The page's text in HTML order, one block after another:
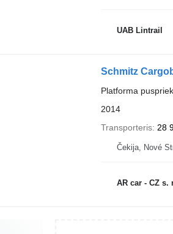
UAB Lintrail
Schmitz
Platforma
2014
Transporteris 28
Čekija, Nové
AR car - CZ s.